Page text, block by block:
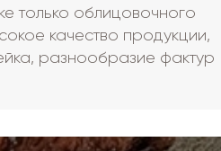
только облицовочного
качество продукции,
разнообразие фактур